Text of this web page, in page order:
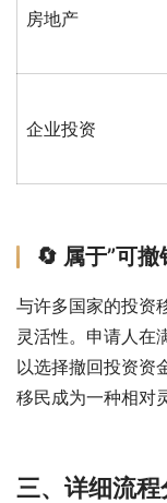
房地产
企业投资
🔄 属于”可
与许多国家的投资
灵活性。申请人在
以选择撤回投资资
移民成为一种相对
三、详细流